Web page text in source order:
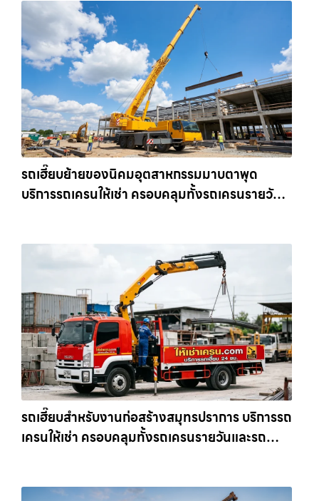
รถเฮี๊ยบย้ายของนิคมอุตสาหกรรมมาบตาพุด
บริการรถเครนให้เช่า ครอบคลุมทั้งรถเครนรายวัน
รถเฮี๊ยบสำหรับงานก่อสร้างสมุทรปราการ บริการรถ
เครนให้เช่า ครอบคลุมทั้งรถเครนรายวันและรถ